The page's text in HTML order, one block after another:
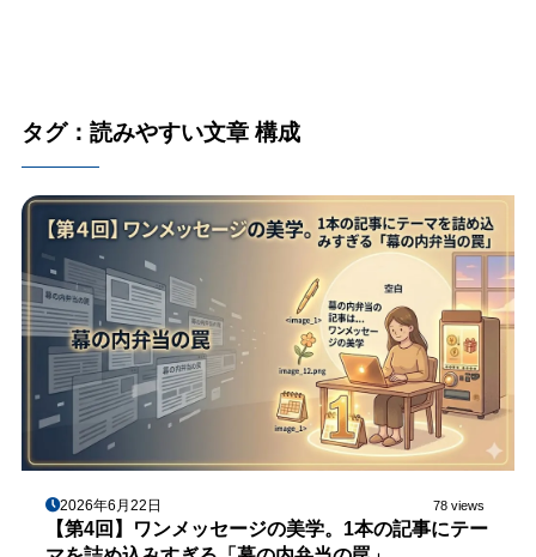
タグ：読みやすい文章 構成
2026年6月22日 78 views
【第4回】ワンメッセージの美学。1本の記事にテー